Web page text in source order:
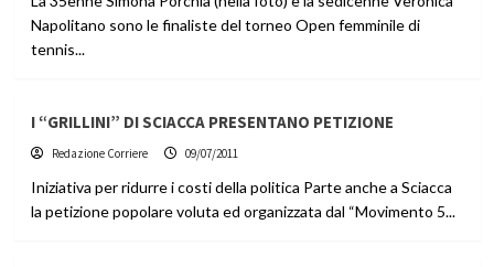
Napolitano sono le finaliste del torneo Open femminile di
tennis...
I “GRILLINI” DI SCIACCA PRESENTANO PETIZIONE
Redazione Corriere 09/07/2011
Iniziativa per ridurre i costi della politica Parte anche a Sciacca
la petizione popolare voluta ed organizzata dal “Movimento 5...